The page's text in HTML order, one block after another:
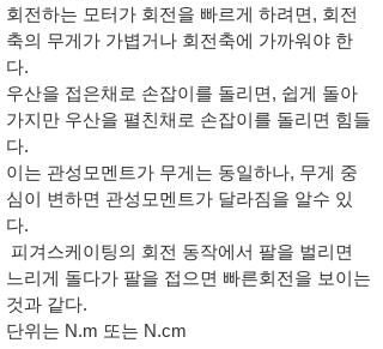
회전하는 모터가 회전을 빠르게 하려면, 회전
축의 무게가 가볍거나 회전축에 가까워야 한
다.
우산을 접은채로 손잡이를 돌리면, 쉽게 돌아
가지만 우산을 펼친채로 손잡이를 돌리면 힘들
다.
이는 관성모멘트가 무게는 동일하나, 무게 중
심이 변하면 관성모멘트가 달라짐을 알수 있
다.
피겨스케이팅의 회전 동작에서 팔을 벌리면
느리게 돌다가 팔을 접으면 빠른회전을 보이는
것과 같다.
단위는 N.m 또는 N.cm